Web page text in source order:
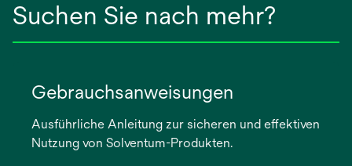
Suchen Sie nach mehr?
Gebrauchsanweisungen
Ausführliche Anleitung zur sicheren und effektiven
Nutzung von Solventum-Produkten.